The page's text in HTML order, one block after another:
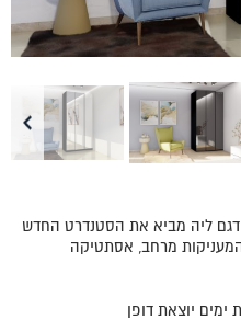
דגם ליה מביא את הסטנדרט החדש
המעניקות מרחב, אסתטיקה